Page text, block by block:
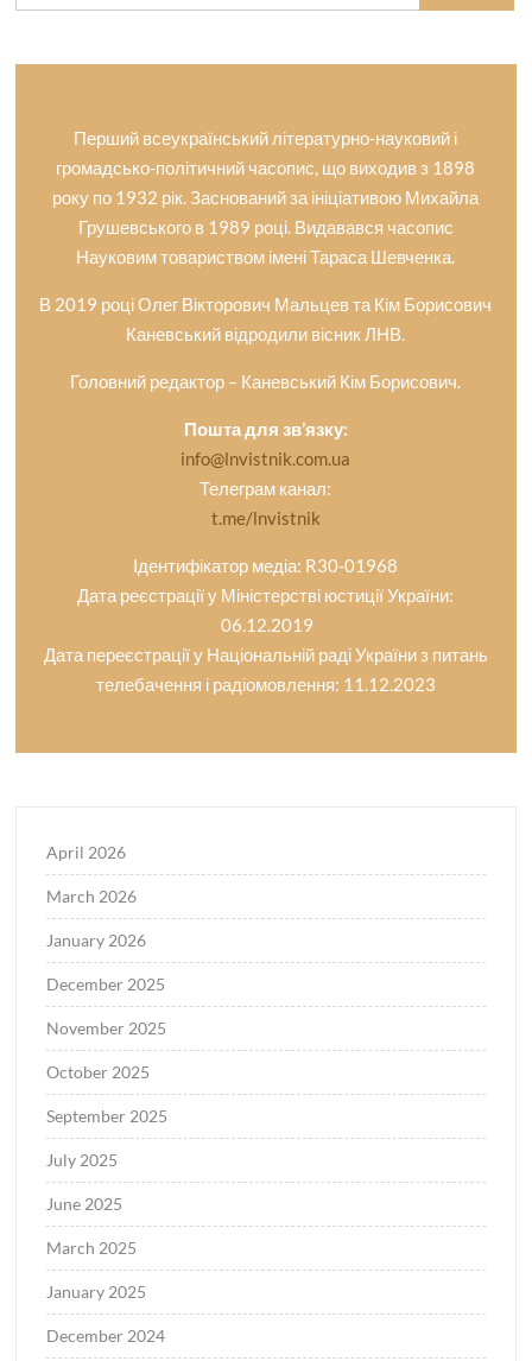
for:
Перший всеукраїнський літературно-науковий і
громадсько-політичний часопис, що виходив з 1898
року по 1932 рік. Заснований за ініціативою Михайла
Грушевського в 1989 році. Видавався часопис
Науковим товариством імені Тараса Шевченка.
В 2019 році Олег Вікторович Мальцев та Кім Борисович
Каневський відродили вісник ЛНВ.
Головний редактор – Каневський Кім Борисович.
Пошта для зв’язку:
info@lnvistnik.com.ua
Телеграм канал:
t.me/lnvistnik
Ідентифікатор медіа: R30-01968
Дата реєстрації у Міністерстві юстиції України:
06.12.2019
Дата переєстрації у Національній раді України з питань
телебачення і радіомовлення: 11.12.2023
April 2026
March 2026
January 2026
December 2025
November 2025
October 2025
September 2025
July 2025
June 2025
March 2025
January 2025
December 2024